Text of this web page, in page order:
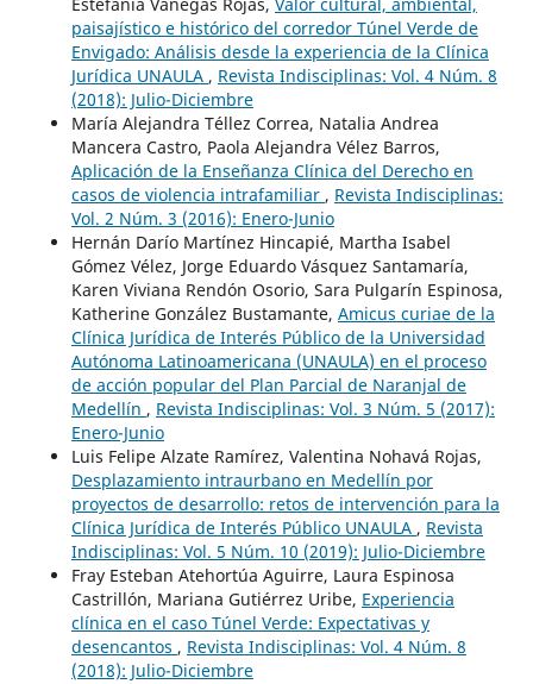
paisajístico e histórico del corredor Túnel Verde de
Envigado: Análisis desde la experiencia de la Clínica
Jurídica UNAULA , Revista Indisciplinas: Vol. 4 Núm. 8
(2018): Julio-Diciembre
María Alejandra Téllez Correa, Natalia Andrea
Mancera Castro, Paola Alejandra Vélez Barros,
Aplicación de la Enseñanza Clínica del Derecho en
casos de violencia intrafamiliar , Revista Indisciplinas:
Vol. 2 Núm. 3 (2016): Enero-Junio
Hernán Darío Martínez Hincapié, Martha Isabel
Gómez Vélez, Jorge Eduardo Vásquez Santamaría,
Karen Viviana Rendón Osorio, Sara Pulgarín Espinosa,
Katherine González Bustamante, Amicus curiae de la
Clínica Jurídica de Interés Público de la Universidad
Autónoma Latinoamericana (UNAULA) en el proceso
de acción popular del Plan Parcial de Naranjal de
Medellín , Revista Indisciplinas: Vol. 3 Núm. 5 (2017):
Enero-Junio
Luis Felipe Alzate Ramírez, Valentina Nohavá Rojas,
Desplazamiento intraurbano en Medellín por
proyectos de desarrollo: retos de intervención para la
Clínica Jurídica de Interés Público UNAULA , Revista
Indisciplinas: Vol. 5 Núm. 10 (2019): Julio-Diciembre
Fray Esteban Atehortúa Aguirre, Laura Espinosa
Castrillón, Mariana Gutiérrez Uribe, Experiencia
clínica en el caso Túnel Verde: Expectativas y
desencantos , Revista Indisciplinas: Vol. 4 Núm. 8
(2018): Julio-Diciembre